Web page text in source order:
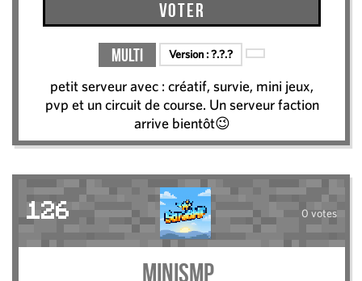
Voter
Multi Version :?.?.?
petit serveur avec : créatif, survie, mini jeux,
pvp et un circuit de course. Un serveur faction
arrive bientôt😉
126 0 votes
MiniSMP